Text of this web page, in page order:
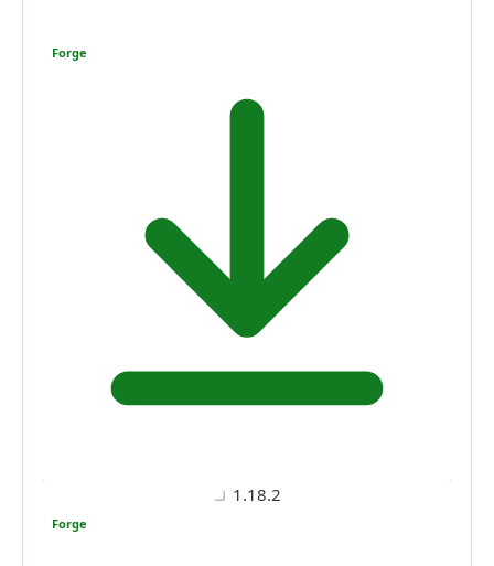
Forge
1.18.2
Forge